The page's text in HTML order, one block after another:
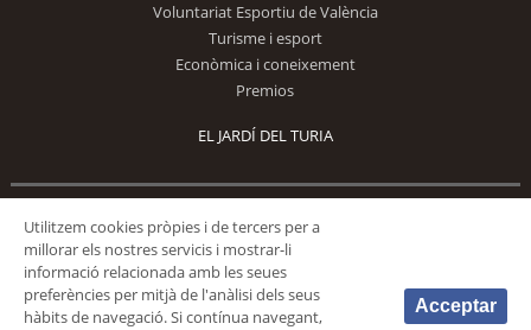
Voluntariat Esportiu de València
Turisme i esport
Econòmica i coneixement
Premios
EL JARDÍ DEL TURIA
Utilitzem cookies pròpies i de tercers per a
millorar els nostres servicis i mostrar-li
informació relacionada amb les seues
preferències per mitjà de l'anàlisi dels seus
hàbits de navegació. Si contínua navegant,
Acceptar